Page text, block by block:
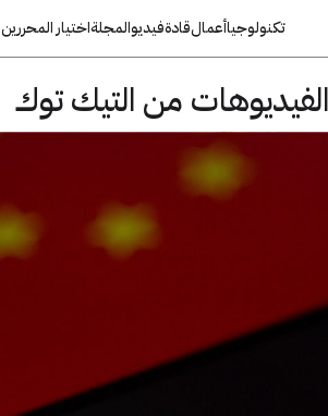
تكنولوجياأعمالقادةفيديوالمجلةاختيار المحررين
من التيك توك